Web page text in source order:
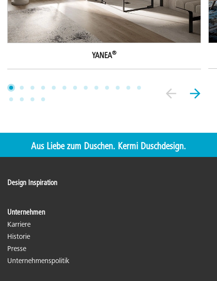
YANEA®
Aus Liebe zum Duschen. Kermi Duschdesign.
Design Inspiration
Unternehmen
Karriere
Historie
Presse
Unternehmenspolitik